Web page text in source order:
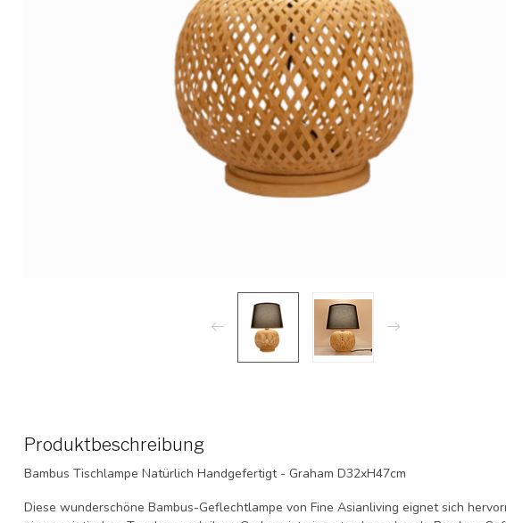
Produktbeschreibung
Bambus Tischlampe Natürlich Handgefertigt - Graham D32xH47cm
Diese wunderschöne Bambus-Geflechtlampe von Fine Asianliving eignet sich